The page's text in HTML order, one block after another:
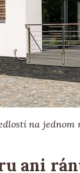
na
ani